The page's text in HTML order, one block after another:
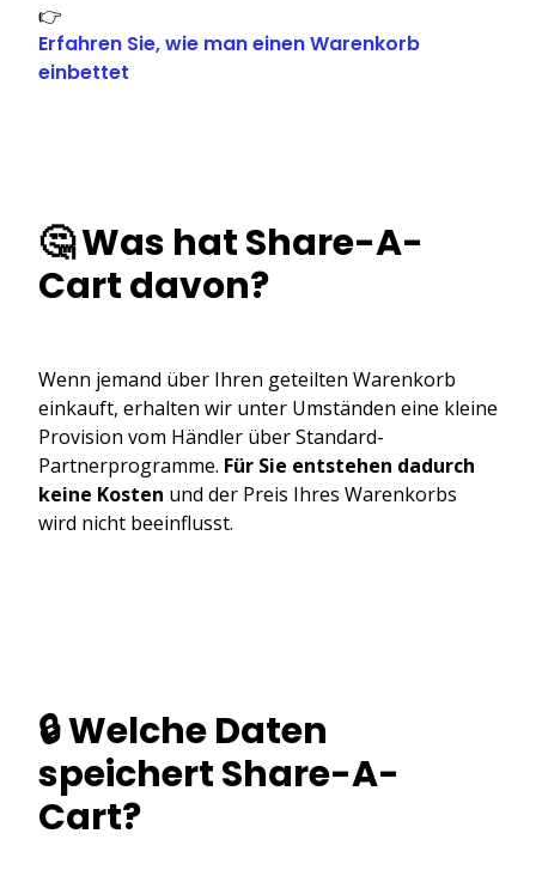
👉
Erfahren Sie, wie man einen Warenkorb
einbettet
🤔 Was hat Share-A-
Cart davon?
Wenn jemand über Ihren geteilten Warenkorb
einkauft, erhalten wir unter Umständen eine kleine
Provision vom Händler über Standard-
Partnerprogramme. Für Sie entstehen dadurch
keine Kosten und der Preis Ihres Warenkorbs
wird nicht beeinflusst.
🔒 Welche Daten
speichert Share-A-
Cart?